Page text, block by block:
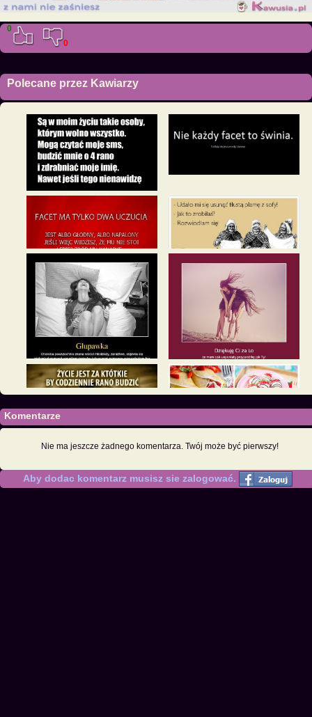
0
0
Polecane przez Kawiarzy
Komentarze
Nie ma jeszcze żadnego komentarza. Twój może być pierwszy!
Aby dodac komentarz musisz sie zalogować.